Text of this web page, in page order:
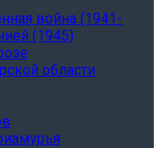
война (1941-
(1945)
области